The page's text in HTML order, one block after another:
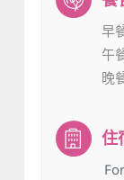
早
午
晚
：